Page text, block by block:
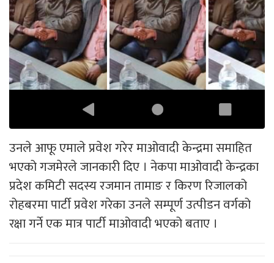
उनले आफू एमाले प्रवेश गरेर माओवादी केन्द्रमा समाहित
भएको गजमेरले जानकारी दिए । नेकपा माओवादी केन्द्रका
प्रदेश कमिटी सदस्य रजमान तामाङ र किरण रिजालको
रोहबरमा पार्टी प्रवेश गरेका उनले सम्पूर्ण उत्पीडन वर्गको
रक्षा गर्ने एक मात्र पार्टी माओवादी भएको बताए ।